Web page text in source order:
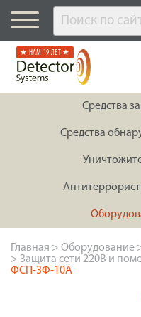
★ НАМ 19 ЛЕТ ★
Средства
Средства
Главная > Оборудование
> Защита сети 220В и
ФСП-3Ф-10А